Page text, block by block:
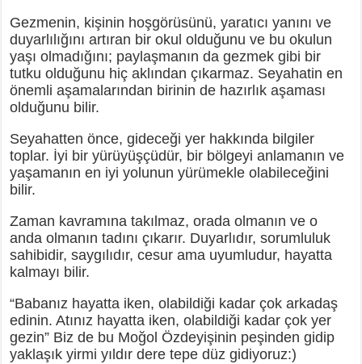
Gezmenin, kişinin hoşgörüsünü, yaratıcı yanını ve
duyarlılığını artıran bir okul olduğunu ve bu okulun
yaşı olmadığını; paylaşmanın da gezmek gibi bir
tutku olduğunu hiç aklından çıkarmaz. Seyahatin en
önemli aşamalarından birinin de hazırlık aşaması
olduğunu bilir.
Seyahatten önce, gideceği yer hakkında bilgiler
toplar. İyi bir yürüyüşçüdür, bir bölgeyi anlamanın ve
yaşamanın en iyi yolunun yürümekle olabileceğini
bilir.
Zaman kavramına takılmaz, orada olmanın ve o
anda olmanın tadını çıkarır. Duyarlıdır, sorumluluk
sahibidir, saygılıdır, cesur ama uyumludur, hayatta
kalmayı bilir.
“Babanız hayatta iken, olabildiği kadar çok arkadaş
edinin. Atınız hayatta iken, olabildiği kadar çok yer
gezin” Biz de bu Moğol Özdeyişinin peşinden gidip
yaklaşık yirmi yıldır dere tepe düz gidiyoruz:)